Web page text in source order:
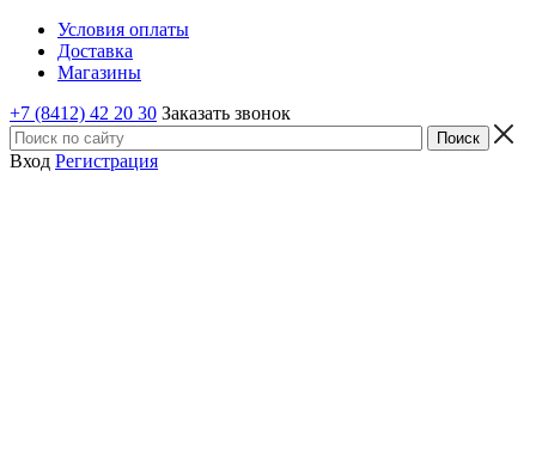
Условия оплаты
Доставка
Магазины
+7 (8412) 42 20 30 Заказать звонок
Вход Регистрация